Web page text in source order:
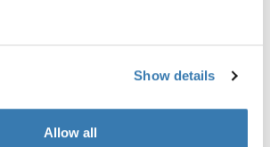
Show details
Allow all